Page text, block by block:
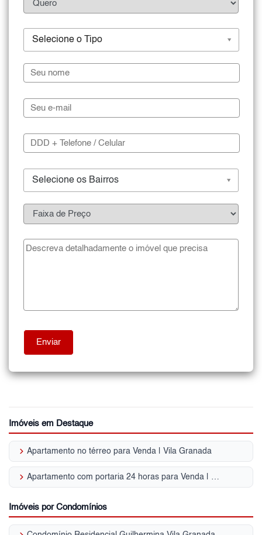
Selecione o Tipo
Selecione os Bairros
Imóveis em Destaque
keyboard_arrow_right Apartamento no térreo para Venda | Vila Granada
keyboard_arrow_right Apartamento com portaria 24 horas para Venda | Vila Granada
Imóveis por Condomínios